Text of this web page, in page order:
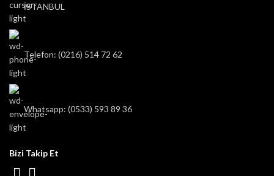
İSTANBUL
Telefon: (0216) 514 72 62
Whatsapp: (0533) 593 89 36
Bizi Takip Et